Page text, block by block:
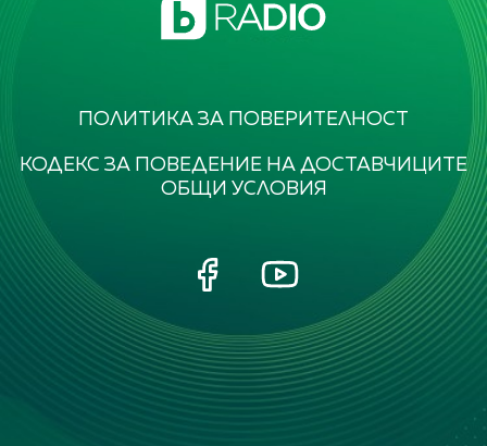
ПОЛИТИКА ЗА ПОВЕРИТЕЛНОСТ
КОДЕКС ЗА ПОВЕДЕНИЕ НА ДОСТАВЧИЦИТЕ
ОБЩИ УСЛОВИЯ